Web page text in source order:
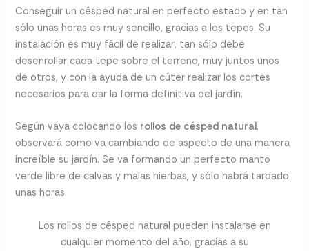
Conseguir un césped natural en perfecto estado y en tan
sólo unas horas es muy sencillo, gracias a los tepes. Su
instalación es muy fácil de realizar, tan sólo debe
desenrollar cada tepe sobre el terreno, muy juntos unos
de otros, y con la ayuda de un cúter realizar los cortes
necesarios para dar la forma definitiva del jardín.
Según vaya colocando los rollos de césped natural,
observará como va cambiando de aspecto de una manera
increíble su jardín. Se va formando un perfecto manto
verde libre de calvas y malas hierbas, y sólo habrá tardado
unas horas.
Los rollos de césped natural pueden instalarse en
cualquier momento del año, gracias a su